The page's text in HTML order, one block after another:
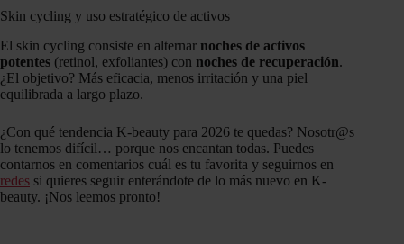
Skin cycling y uso estratégico de activos
El skin cycling consiste en alternar noches de activos
potentes (retinol, exfoliantes) con noches de recuperación.
¿El objetivo? Más eficacia, menos irritación y una piel
equilibrada a largo plazo.
¿Con qué tendencia K-beauty para 2026 te quedas? Nosotr@s
lo tenemos difícil… porque nos encantan todas. Puedes
contarnos en comentarios cuál es tu favorita y seguirnos en
redes si quieres seguir enterándote de lo más nuevo en K-
beauty. ¡Nos leemos pronto!